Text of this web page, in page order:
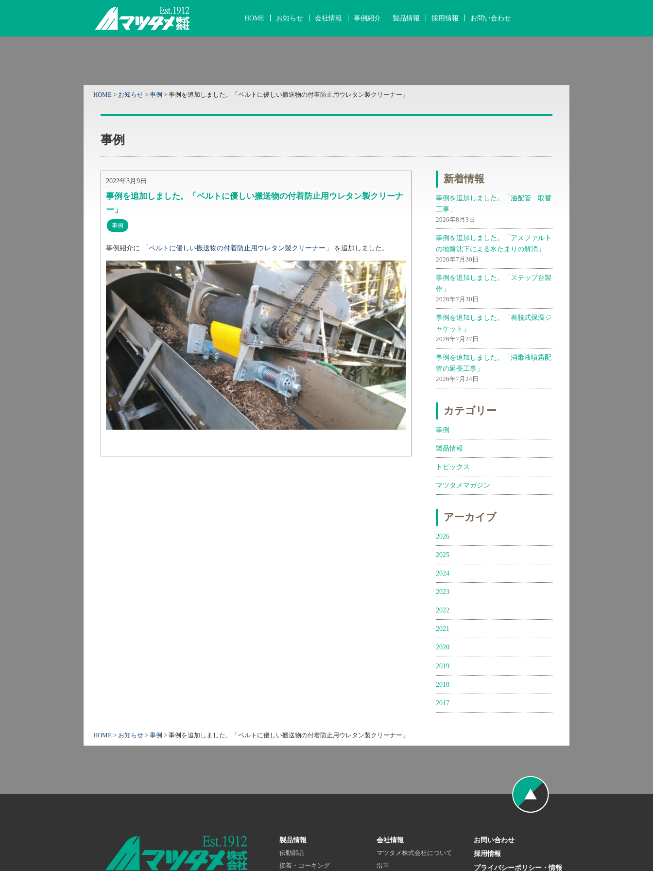
HOME お知らせ 会社情報 事例紹介 製品情報 採用情報 お問い合わせ
HOME > お知らせ > 事例 > 事例を追加しました。「ベルトに優しい搬送物の付着防止用ウレタン製クリーナー」
事例
2022年3月9日
事例を追加しました。「ベルトに優しい搬送物の付着防止用ウレタン製クリーナ
ー」
事例
事例紹介に 「ベルトに優しい搬送物の付着防止用ウレタン製クリーナー 」 を追加しました。
新着情報
事例を追加しました。「油配管 取替
工事」
2026年8月3日
事例を追加しました。「アスファルト
の地盤沈下による水たまりの解消」
2026年7月30日
事例を追加しました。「ステップ台製
作」
2026年7月30日
事例を追加しました。「着脱式保温ジ
ャケット」
2026年7月27日
事例を追加しました。「消毒液噴霧配
管の延長工事」
2026年7月24日
カテゴリー
事例
製品情報
トピックス
マツタメマガジン
アーカイブ
2026
2025
2024
2023
2022
2021
2020
2019
2018
2017
HOME > お知らせ > 事例 > 事例を追加しました。「ベルトに優しい搬送物の付着防止用ウレタン製クリーナー」
製品情報
伝動部品
接着・コーキング
会社情報
マツタメ株式会社について
沿革
お問い合わせ
採用情報
プライバシーポリシー・情報